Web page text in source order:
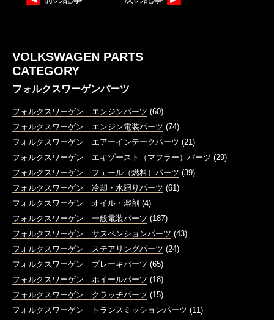
VOLKSWAGEN PARTS
CATEGORY
フォルクスワーゲンパーツ
フォルクスワーゲン エンジンパーツ (60)
フォルクスワーゲン エンジン電装パーツ (74)
フォルクスワーゲン エアーインテークパーツ (21)
フォルクスワーゲン エキゾースト（マフラー）パーツ (29)
フォルクスワーゲン フェール（燃料）パーツ (39)
フォルクスワーゲン 冷却・水廻りパーツ (61)
フォルクスワーゲン オイル・溶剤 (4)
フォルクスワーゲン 一般電装パーツ (187)
フォルクスワーゲン サスペンションパーツ (43)
フォルクスワーゲン ステアリングパーツ (24)
フォルクスワーゲン ブレーキパーツ (65)
フォルクスワーゲン ホイールパーツ (18)
フォルクスワーゲン クラッチパーツ (15)
フォルクスワーゲン トランスミッションパーツ (11)